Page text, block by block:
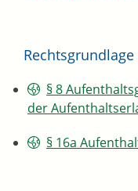
Rechtsgrundlage
§ 8
der
§ 16a